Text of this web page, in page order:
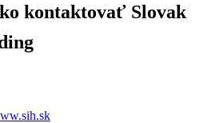
kontaktovať Slovak